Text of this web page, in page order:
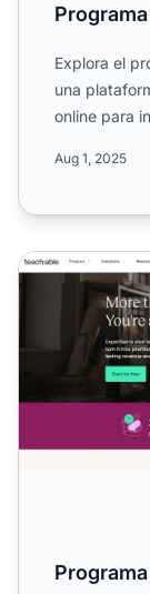
Explora el
una
online para
Aug 1, 2025
Programa de